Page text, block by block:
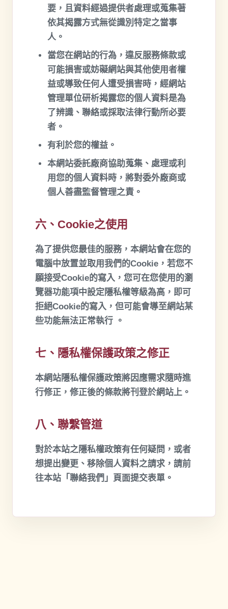
要，且資料經過提供者處理或蒐集著
依其揭露方式無從識別特定之當事
人。
當您在網站的行為，違反服務條款或
可能損害或妨礙網站與其他使用者權
益或導致任何人遭受損害時，經網站
管理單位研析揭露您的個人資料是為
了辨識、聯絡或採取法律行動所必要
者。
有利於您的權益。
本網站委託廠商協助蒐集、處理或利
用您的個人資料時，將對委外廠商或
個人善盡監督管理之責。
六、Cookie之使用
為了提供您最佳的服務，本網站會在您的
電腦中放置並取用我們的Cookie，若您不
願接受Cookie的寫入，您可在您使用的瀏
覽器功能項中設定隱私權等級為高，即可
拒絕Cookie的寫入，但可能會導至網站某
些功能無法正常執行 。
七、隱私權保護政策之修正
本網站隱私權保護政策將因應需求隨時進
行修正，修正後的條款將刊登於網站上。
八、聯繫管道
對於本站之隱私權政策有任何疑問，或者
想提出變更、移除個人資料之請求，請前
往本站「聯絡我們」頁面提交表單。